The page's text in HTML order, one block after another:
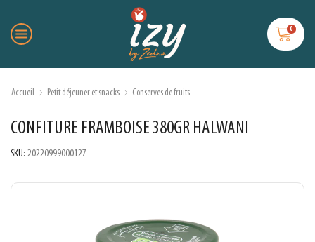
0
Accueil Petit déjeuner et snacks Conserves de fruits
CONFITURE FRAMBOISE 380GR HALWANI
SKU: 20220999000127